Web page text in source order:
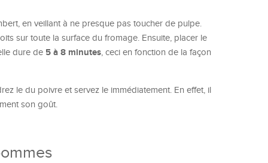
en veillant à ne presque pas toucher de pulpe.
sur toute la surface du fromage. Ensuite, placer le
dure de 5 à 8 minutes, ceci en fonction de la façon
le du poivre et servez le immédiatement. En effet, il
son goût.